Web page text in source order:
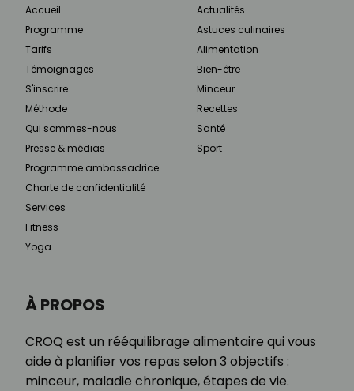
À PROPOS
CROQ est un rééquilibrage alimentaire qui vous
aide à planifier vos repas selon 3 objectifs :
minceur, maladie chronique, étapes de vie.
Accueil
Programme
Tarifs
Témoignages
S'inscrire
Méthode
Qui sommes-nous
Presse & médias
Programme ambassadrice
Charte de confidentialité
Services
Fitness
Yoga
Actualités
Astuces culinaires
Alimentation
Bien-être
Minceur
Recettes
Santé
Sport